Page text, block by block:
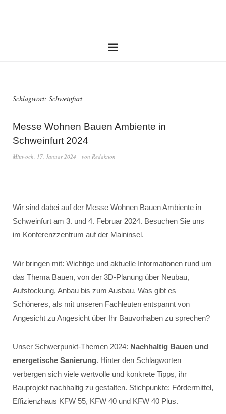
Schlagwort: Schweinfurt
Messe Wohnen Bauen Ambiente in
Schweinfurt 2024
Mittwoch, 17. Januar 2024 von Redaktion
Wir sind dabei auf der Messe Wohnen Bauen Ambiente in
Schweinfurt am 3. und 4. Februar 2024. Besuchen Sie uns
im Konferenzzentrum auf der Maininsel.
Wir bringen mit: Wichtige und aktuelle Informationen rund um
das Thema Bauen, von der 3D-Planung über Neubau,
Aufstockung, Anbau bis zum Ausbau. Was gibt es
Schöneres, als mit unseren Fachleuten entspannt von
Angesicht zu Angesicht über Ihr Bauvorhaben zu sprechen?
Unser Schwerpunkt-Themen 2024: Nachhaltig Bauen und
energetische Sanierung. Hinter den Schlagworten
verbergen sich viele wertvolle und konkrete Tipps, ihr
Bauprojekt nachhaltig zu gestalten. Stichpunkte: Fördermittel,
Effizienzhaus KFW 55, KFW 40 und KFW 40 Plus.